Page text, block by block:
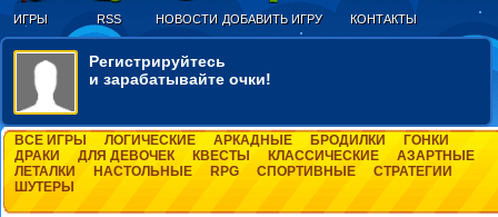
ИГРЫ RSS НОВОСТИ ДОБАВИТЬ ИГРУ КОНТАКТЫ
Регистрируйтесь
и зарабатывайте очки!
ВСЕ ИГРЫ ЛОГИЧЕСКИЕ АРКАДНЫЕ БРОДИЛКИ
ГОНКИ
ДРАКИ
ДЛЯ ДЕВОЧЕК КВЕСТЫ КЛАССИЧЕСКИЕ
АЗАРТНЫЕ
ЛЕТАЛКИ
НАСТОЛЬНЫЕ RPG СПОРТИВНЫЕ
СТРАТЕГИИ
ШУТЕРЫ